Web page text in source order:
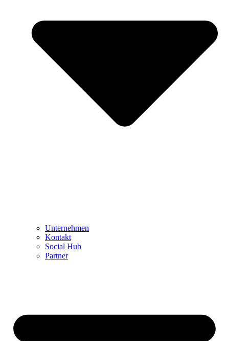
Unternehmen
Kontakt
Social Hub
Partner